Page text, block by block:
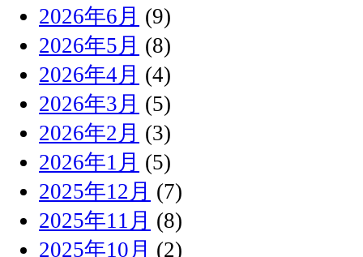
2026年6月 (9)
2026年5月 (8)
2026年4月 (4)
2026年3月 (5)
2026年2月 (3)
2026年1月 (5)
2025年12月 (7)
2025年11月 (8)
2025年10月 (2)